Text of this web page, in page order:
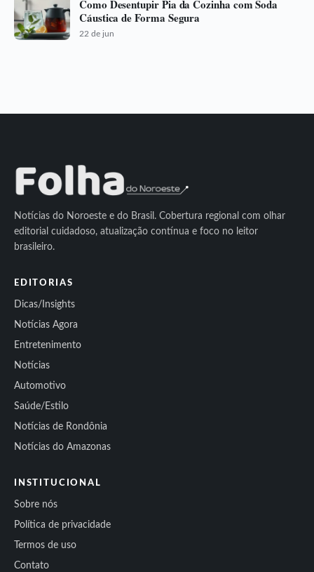
Como Desentupir Pia da Cozinha com Soda
Cáustica de Forma Segura
22 de jun
Notícias do Noroeste e do Brasil. Cobertura regional com olhar
editorial cuidadoso, atualização contínua e foco no leitor
brasileiro.
EDITORIAS
Dicas/Insights
Notícias Agora
Entretenimento
Notícias
Automotivo
Saúde/Estilo
Notícias de Rondônia
Notícias do Amazonas
INSTITUCIONAL
Sobre nós
Política de privacidade
Termos de uso
Contato